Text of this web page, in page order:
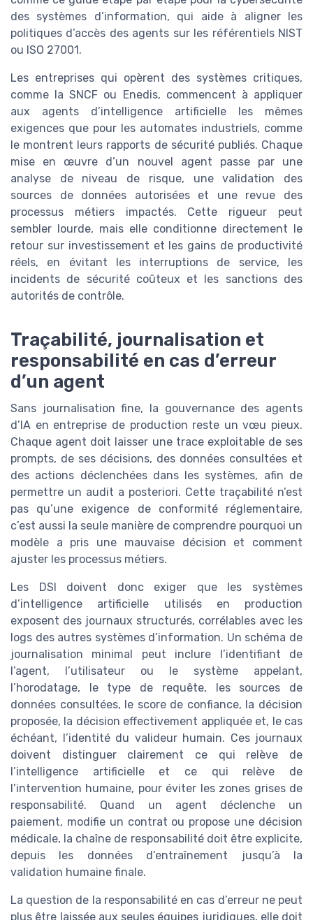
des systèmes d’information, qui aide à aligner les
politiques d’accès des agents sur les référentiels NIST
ou ISO 27001.
Les entreprises qui opèrent des systèmes critiques,
comme la SNCF ou Enedis, commencent à appliquer
aux agents d’intelligence artificielle les mêmes
exigences que pour les automates industriels, comme
le montrent leurs rapports de sécurité publiés. Chaque
mise en œuvre d’un nouvel agent passe par une
analyse de niveau de risque, une validation des
sources de données autorisées et une revue des
processus métiers impactés. Cette rigueur peut
sembler lourde, mais elle conditionne directement le
retour sur investissement et les gains de productivité
réels, en évitant les interruptions de service, les
incidents de sécurité coûteux et les sanctions des
autorités de contrôle.
Traçabilité, journalisation et
responsabilité en cas d’erreur
d’un agent
Sans journalisation fine, la gouvernance des agents
d’IA en entreprise de production reste un vœu pieux.
Chaque agent doit laisser une trace exploitable de ses
prompts, de ses décisions, des données consultées et
des actions déclenchées dans les systèmes, afin de
permettre un audit a posteriori. Cette traçabilité n’est
pas qu’une exigence de conformité réglementaire,
c’est aussi la seule manière de comprendre pourquoi un
modèle a pris une mauvaise décision et comment
ajuster les processus métiers.
Les DSI doivent donc exiger que les systèmes
d’intelligence artificielle utilisés en production
exposent des journaux structurés, corrélables avec les
logs des autres systèmes d’information. Un schéma de
journalisation minimal peut inclure l’identifiant de
l’agent, l’utilisateur ou le système appelant,
l’horodatage, le type de requête, les sources de
données consultées, le score de confiance, la décision
proposée, la décision effectivement appliquée et, le cas
échéant, l’identité du valideur humain. Ces journaux
doivent distinguer clairement ce qui relève de
l’intelligence artificielle et ce qui relève de
l’intervention humaine, pour éviter les zones grises de
responsabilité. Quand un agent déclenche un
paiement, modifie un contrat ou propose une décision
médicale, la chaîne de responsabilité doit être explicite,
depuis les données d’entraînement jusqu’à la
validation humaine finale.
La question de la responsabilité en cas d’erreur ne peut
plus être laissée aux seules équipes juridiques, elle doit